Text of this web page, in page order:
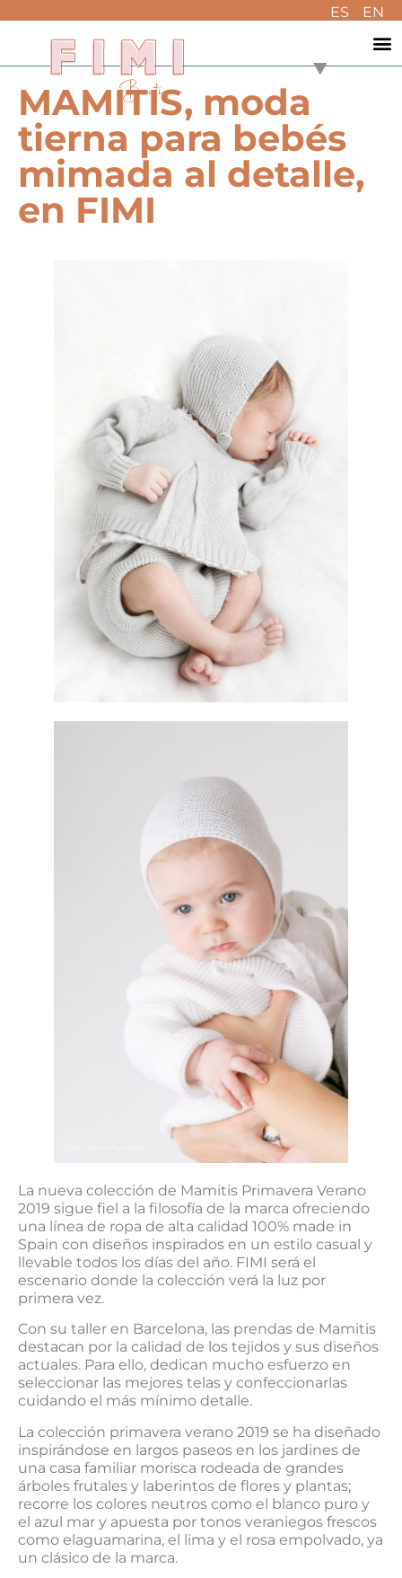
ES EN
MAMITIS, moda
tierna para bebés
mimada al detalle,
en FIMI
La nueva colección de Mamitis Primavera Verano
2019 sigue fiel a la filosofía de la marca ofreciendo
una línea de ropa de alta calidad 100% made in
Spain con diseños inspirados en un estilo casual y
llevable todos los días del año. FIMI será el
escenario donde la colección verá la luz por
primera vez.
Con su taller en Barcelona, las prendas de Mamitis
destacan por la calidad de los tejidos y sus diseños
actuales. Para ello, dedican mucho esfuerzo en
seleccionar las mejores telas y confeccionarlas
cuidando el más mínimo detalle.
La colección primavera verano 2019 se ha diseñado
inspirándose en largos paseos en los jardines de
una casa familiar morisca rodeada de grandes
árboles frutales y laberintos de flores y plantas;
recorre los colores neutros como el blanco puro y
el azul mar y apuesta por tonos veraniegos frescos
como elaguamarina, el lima y el rosa empolvado, ya
un clásico de la marca.